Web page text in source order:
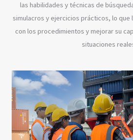
las habilidades y técnicas de
simulacros y ejercicios prácticos, lo
con los procedimientos y mejorar su
situaciones